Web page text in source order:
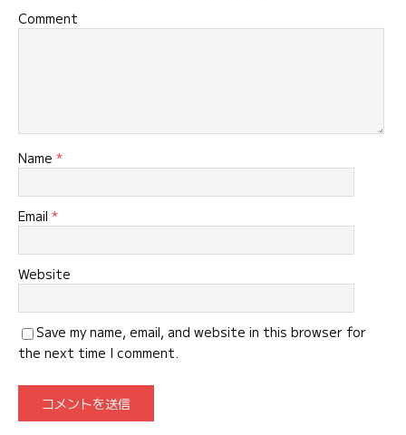
Comment
Name *
Email *
Website
Save my name, email, and website in this browser for
the next time I comment.